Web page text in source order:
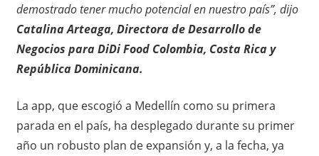
demostrado tener mucho potencial en nuestro país”, dijo
Catalina Arteaga, Directora de Desarrollo de
Negocios para DiDi Food Colombia, Costa Rica y
República Dominicana.
La app, que escogió a Medellín como su primera
parada en el país, ha desplegado durante su primer
año un robusto plan de expansión y, a la fecha, ya